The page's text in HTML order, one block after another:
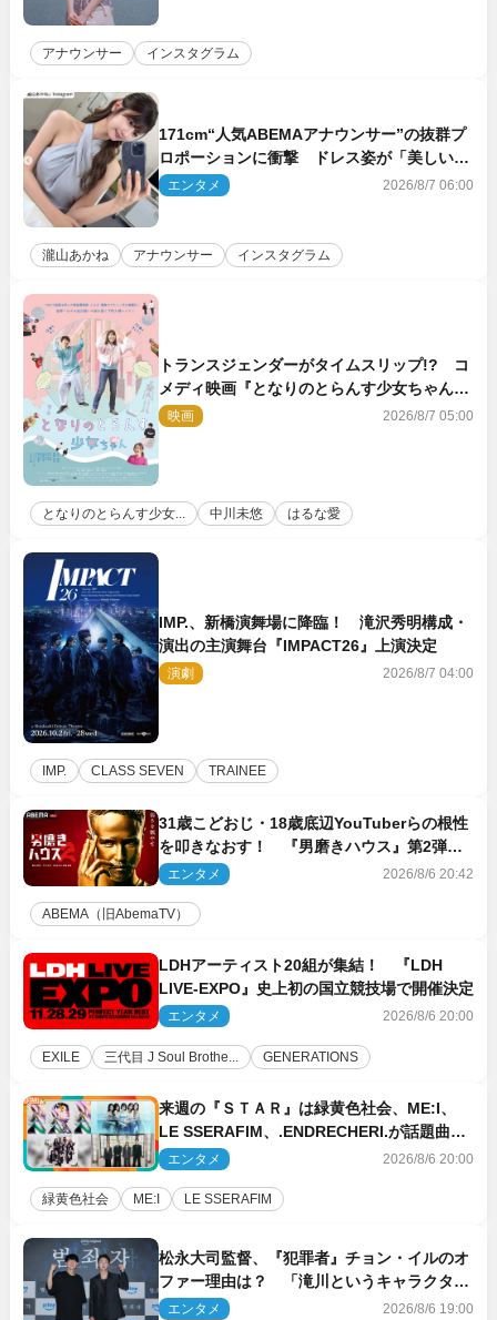
アナウンサー インスタグラム
171cm“人気ABEMAアナウンサー”の抜群プ
ロポーションに衝撃 ドレス姿が「美しい」
「品がありすぎる」
エンタメ 2026/8/7 06:00
瀧山あかね アナウンサー インスタグラム
トランスジェンダーがタイムスリップ!? コ
メディ映画『となりのとらんす少女ちゃん』
11.7公開決定
映画 2026/8/7 05:00
となりのとらんす少女... 中川未悠 はるな愛
IMP.、新橋演舞場に降臨！ 滝沢秀明構成・
演出の主演舞台『IMPACT26』上演決定
演劇 2026/8/7 04:00
IMP. CLASS SEVEN TRAINEE
31歳こどおじ・18歳底辺YouTuberらの根性
を叩きなおす！ 『男磨きハウス』第2弾コ
ーチ陣発表
エンタメ 2026/8/6 20:42
ABEMA（旧AbemaTV）
LDHアーティスト20組が集結！ 『LDH
LIVE‐EXPO』史上初の国立競技場で開催決定
エンタメ 2026/8/6 20:00
EXILE 三代目 J Soul Brothe... GENERATIONS
来週の『ＳＴＡＲ』は緑黄色社会、ME:I、
LE SSERAFIM、.ENDRECHERI.が話題曲を
パフォーマンス！
エンタメ 2026/8/6 20:00
緑黄色社会 ME:I LE SSERAFIM
松永大司監督、『犯罪者』チョン・イルのオ
ファー理由は？ 「滝川というキャラクター
に出会えたことは本当に運が良かった」
エンタメ 2026/8/6 19:00